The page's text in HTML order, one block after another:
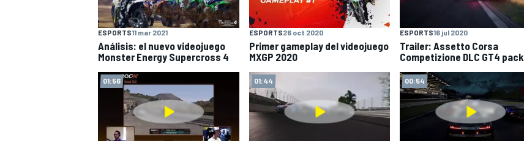
MÁS CATEGORÍAS
ESPORTS11 mar 2021
Análisis: el nuevo videojuego
Monster Energy Supercross 4
ESPORTS26 oct 2020
Primer gameplay del videojuego
MXGP 2020
ESPORTS16 jul 2020
Trailer: Assetto Corsa
Competizione DLC GT4 pack
01:56 01:44 00:54